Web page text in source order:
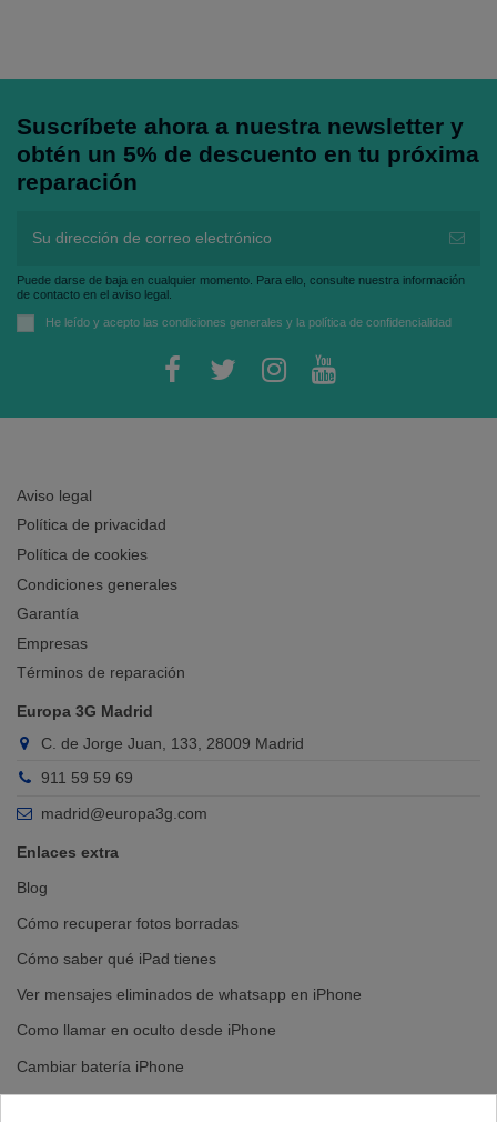
Suscríbete ahora a nuestra newsletter y
obtén un 5% de descuento en tu próxima
reparación
Puede darse de baja en cualquier momento. Para ello, consulte nuestra información
de contacto en el aviso legal.
He leído y acepto las condiciones generales y la política de confidencialidad
Aviso legal
Política de privacidad
Política de cookies
Condiciones generales
Garantía
Empresas
Términos de reparación
Europa 3G Madrid
C. de Jorge Juan, 133, 28009 Madrid
911 59 59 69
madrid@europa3g.com
Enlaces extra
Blog
Cómo recuperar fotos borradas
Cómo saber qué iPad tienes
Ver mensajes eliminados de whatsapp en iPhone
Como llamar en oculto desde iPhone
Cambiar batería iPhone